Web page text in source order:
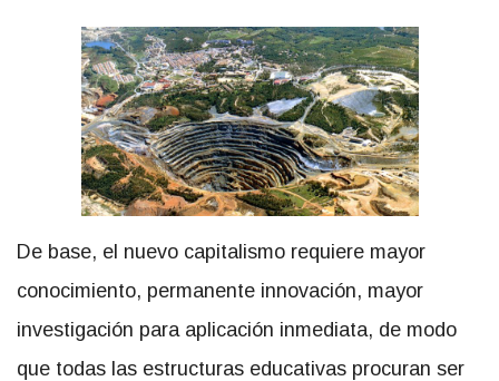
De base, el nuevo capitalismo requiere mayor
conocimiento, permanente innovación, mayor
investigación para aplicación inmediata, de modo
que todas las estructuras educativas procuran ser